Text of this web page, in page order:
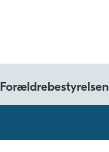
Forældrebestyrelsen